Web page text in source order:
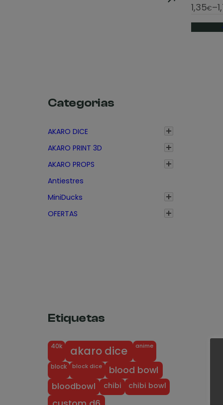
1,35€–
R
a
n
Categorias
AKARO DICE
AKARO PRINT 3D
AKARO PROPS
Antiestres
MiniDucks
OFERTAS
Etiquetas
40k akaro dice anime
block block dice blood bowl
bloodbowl chibi chibi bowl